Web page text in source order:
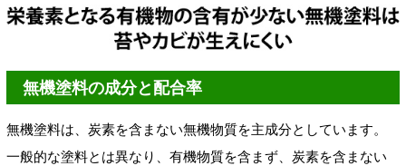
無機塗料の成分と配合率
無機塗料は、炭素を含まない無機物質を主成分としています。
一般的な塗料とは異なり、有機物質を含まず、炭素を含まない